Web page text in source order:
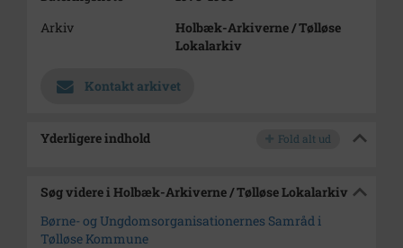
Arkiv
Holbæk-Arkiverne / Tølløse
Lokalarkiv
Kontakt arkivet
Yderligere indhold Fold alt ud
Søg videre i Holbæk-Arkiverne / Tølløse Lokalarkiv
Børne- og Ungdomsorganisationernes Samråd i
Tølløse Kommune